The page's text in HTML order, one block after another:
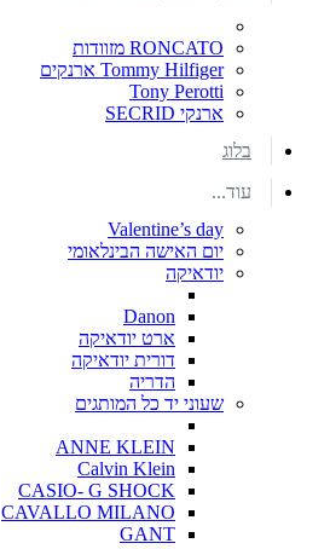
RONCATO מזוודות
Tommy Hilfiger ארנקים
Tony Perotti
ארנקי SECRID
בלוג
עוד...
Valentine’s day
יום האישה הבינלאומי
יודאיקה
Danon
ארט יודאיקה
דורית יודאיקה
הדריה
שעוני יד כל המותגים
ANNE KLEIN
Calvin Klein
CASIO- G SHOCK
CAVALLO MILANO
GANT